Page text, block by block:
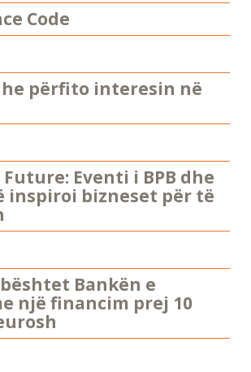
Code
përfito interesin në
Eventi i BPB dhe
inspiroi bizneset për të
Bankën e
një financim prej 10